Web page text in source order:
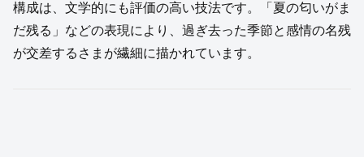
構成は、文学的にも評価の高い技法です。「夏の匂いがま
だ残る」などの表現により、過ぎ去った季節と感情の名残
が交差するさまが繊細に描かれています。